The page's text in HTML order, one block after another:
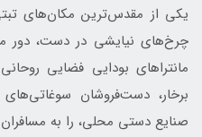
یکی از مقدس‌ترین مکان‌های
چرخ‌های نیایشی در دست، دور
مانتراهای بودایی فضایی
برخار، دست‌فروشان
صنایع دستی محلی، را به